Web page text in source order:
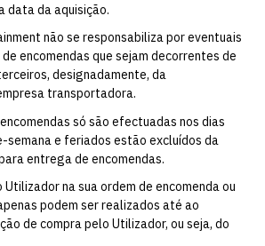
data da aquisição.
não se responsabiliza por eventuais
encomendas que sejam decorrentes de
designadamente, da
transportadora.
só são efectuadas nos dias
semana e feriados estão excluídos da
entrega de encomendas.
na sua ordem de encomenda ou
podem ser realizados até ao
de compra pelo Utilizador, ou seja, do